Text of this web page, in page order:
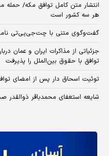
انتشار متن کامل توافق مکه/ حمله
هر سه کشور است
گفت‌وگوی متنی با چت‌جی‌پی‌تی
جزئیاتی از مذاکرات ایران و عمان
توافق با حقوق بین‌الملل را پذیرفت
توئیت اسحاق دار پس از امضای
شایعه استعفای محمدباقر ذوالقدر